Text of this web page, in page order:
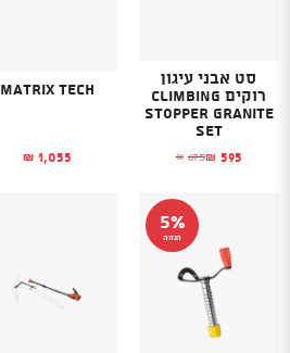
סט אבני עיגון
רוקים CLIMBING
STOPPER Granite
Set
₪ 675
המחיר המקורי היה: ₪675.₪ 595 המחיר הנוכחי הוא: ₪595.
Matrix Tech
₪ 1,055
5%
הנחה